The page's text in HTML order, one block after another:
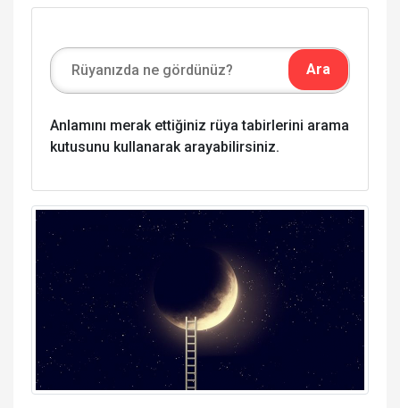
Anlamını merak ettiğiniz rüya tabirlerini arama
kutusunu kullanarak arayabilirsiniz.